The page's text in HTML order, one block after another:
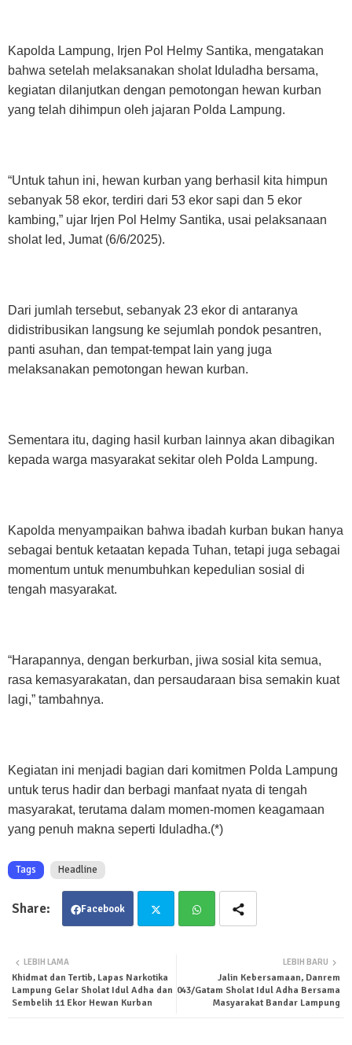
Kapolda Lampung, Irjen Pol Helmy Santika, mengatakan
bahwa setelah melaksanakan sholat Iduladha bersama,
kegiatan dilanjutkan dengan pemotongan hewan kurban
yang telah dihimpun oleh jajaran Polda Lampung.
“Untuk tahun ini, hewan kurban yang berhasil kita himpun
sebanyak 58 ekor, terdiri dari 53 ekor sapi dan 5 ekor
kambing,” ujar Irjen Pol Helmy Santika, usai pelaksanaan
sholat Ied, Jumat (6/6/2025).
Dari jumlah tersebut, sebanyak 23 ekor di antaranya
didistribusikan langsung ke sejumlah pondok pesantren,
panti asuhan, dan tempat-tempat lain yang juga
melaksanakan pemotongan hewan kurban.
Sementara itu, daging hasil kurban lainnya akan dibagikan
kepada warga masyarakat sekitar oleh Polda Lampung.
Kapolda menyampaikan bahwa ibadah kurban bukan hanya
sebagai bentuk ketaatan kepada Tuhan, tetapi juga sebagai
momentum untuk menumbuhkan kepedulian sosial di
tengah masyarakat.
“Harapannya, dengan berkurban, jiwa sosial kita semua,
rasa kemasyarakatan, dan persaudaraan bisa semakin kuat
lagi,” tambahnya.
Kegiatan ini menjadi bagian dari komitmen Polda Lampung
untuk terus hadir dan berbagi manfaat nyata di tengah
masyarakat, terutama dalam momen-momen keagamaan
yang penuh makna seperti Iduladha.(*)
Tags Headline
Facebook
ter
LEBIH BARU
Jalin Kebersamaan, Danrem
043/Gatam Sholat Idul Adha Bersama
Masyarakat Bandar Lampung
LEBIH LAMA
Khidmat dan Tertib, Lapas Narkotika
Lampung Gelar Sholat Idul Adha dan
Sembelih 11 Ekor Hewan Kurban